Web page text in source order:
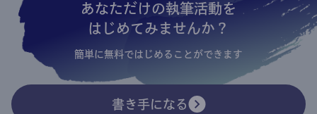
あなただけの執筆活動を
はじめてみませんか？
簡単に無料ではじめることができます
書き手になる